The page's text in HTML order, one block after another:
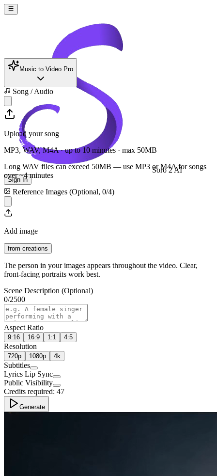
Soro 2 AI
Sign In
Music to Video Pro
Song / Audio
Upload your song
MP3, WAV, M4A · up to 10 minutes · max 50MB
Long WAV files can exceed 50MB — use MP3 or M4A for songs
over ~4 minutes
Reference Images (Optional, 0/4)
Add image
from creations
The person in your images appears throughout the video. Clear,
front-facing portraits work best.
Scene Description (Optional)
0/2500
Aspect Ratio
9:16 16:9 1:1 4:5
Resolution
720p 1080p 4k
Subtitles
Lyrics Lip Sync
Public Visibility
Credits required: 47
Generate